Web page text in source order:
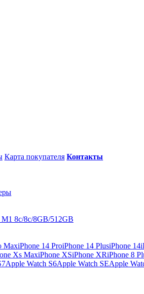
Карта покупателя Контакты
8c/8c/8GB/512GB
MaxiPhone 14 ProiPhone 14 PlusiPhone 14
Xs MaxiPhone XSiPhone XRiPhone 8
Apple Watch S6Apple Watch SEApple